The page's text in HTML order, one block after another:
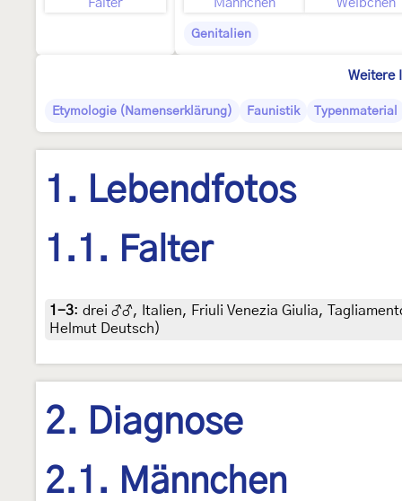
Falter Männchen Weibchen
Genitalien
Weitere
Etymologie (Namenserklärung) Faunistik Typenmaterial
1. Lebendfotos
1.1. Falter
1-3: drei ♂♂, Italien, Friuli Venezia Giulia,
Helmut Deutsch)
2. Diagnose
2.1. Männchen